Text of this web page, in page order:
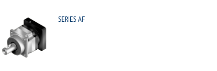
SERIES AF